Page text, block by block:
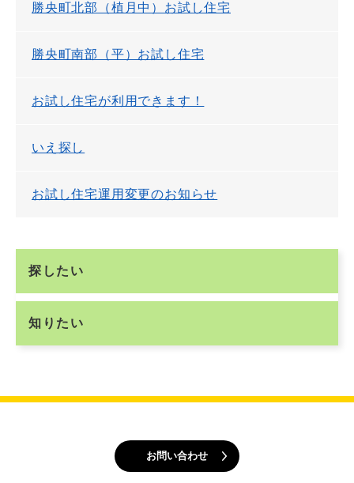
勝央町北部（植月中）お試し住宅
勝央町南部（平）お試し住宅
お試し住宅が利用できます！
いえ探し
お試し住宅運用変更のお知らせ
探したい
知りたい
お問い合わせ